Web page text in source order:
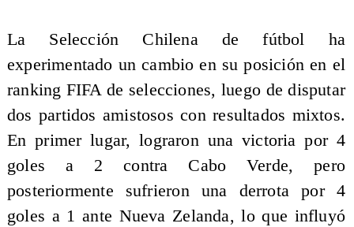
La Selección Chilena de fútbol ha
experimentado un cambio en su posición en el
ranking FIFA de selecciones, luego de disputar
dos partidos amistosos con resultados mixtos.
En primer lugar, lograron una victoria por 4
goles a 2 contra Cabo Verde, pero
posteriormente sufrieron una derrota por 4
goles a 1 ante Nueva Zelanda, lo que influyó